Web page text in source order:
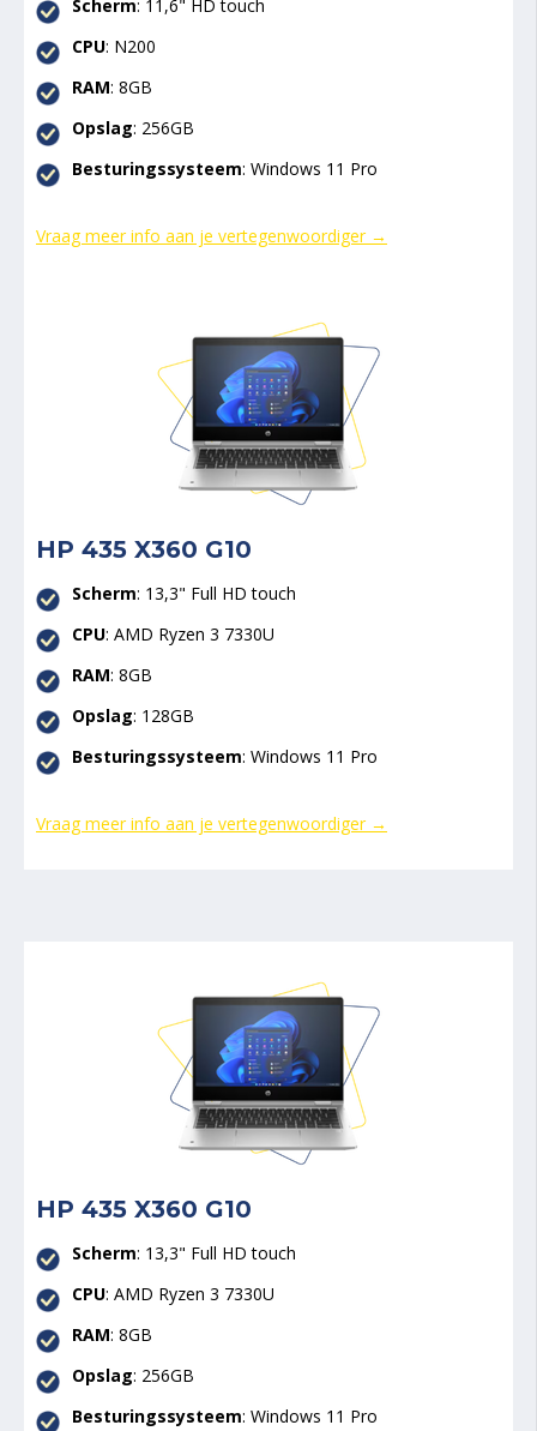
Scherm: 11,6" HD touch
CPU: N200
RAM: 8GB
Opslag: 256GB
Besturingssysteem: Windows 11 Pro
Vraag meer info aan je vertegenwoordiger →
HP 435 X360 G10
Scherm: 13,3" Full HD touch
CPU: AMD Ryzen 3 7330U
RAM: 8GB
Opslag: 128GB
Besturingssysteem: Windows 11 Pro
Vraag meer info aan je vertegenwoordiger →
HP 435 X360 G10
Scherm: 13,3" Full HD touch
CPU: AMD Ryzen 3 7330U
RAM: 8GB
Opslag: 256GB
Besturingssysteem: Windows 11 Pro